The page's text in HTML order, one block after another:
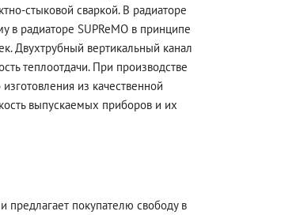
стыковой сваркой. В радиаторе
в радиаторе SUPReMO в принципе
Двухтрубный вертикальный канал
теплоотдачи. При производстве
из качественной
выпускаемых приборов и их
предлагает покупателю свободу в